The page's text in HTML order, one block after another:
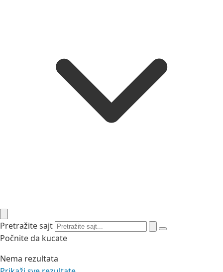
Pretražite sajt
Počnite da kucate
Nema rezultata